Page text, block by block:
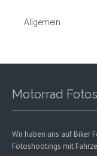
Allgemein
Motorrad
Wir haben uns auf Biker
Fotoshootings mit